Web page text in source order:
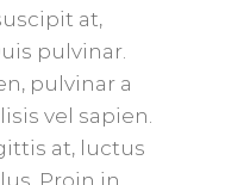
at,
pulvinar.
pulvinar a
vel sapien.
at, luctus
Proin in